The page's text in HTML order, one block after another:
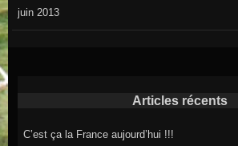
juin 2013
Articles récents
C’est ça la France aujourd’hui !!!